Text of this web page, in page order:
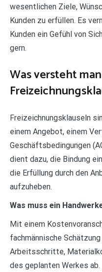
wesentlichen Ziele,
Kunden zu erfüllen. Es
Kunden ein Gefühl von
gern.
Was versteht
Freizeichnungsklauseln
einem Angebot, einem
Geschäftsbedingungen
dient dazu, die Bindung
die Erfüllung durch den
aufzuheben.
Was muss ein
Mit einem
fachmännische
Arbeitsschritte,
des geplanten Werkes